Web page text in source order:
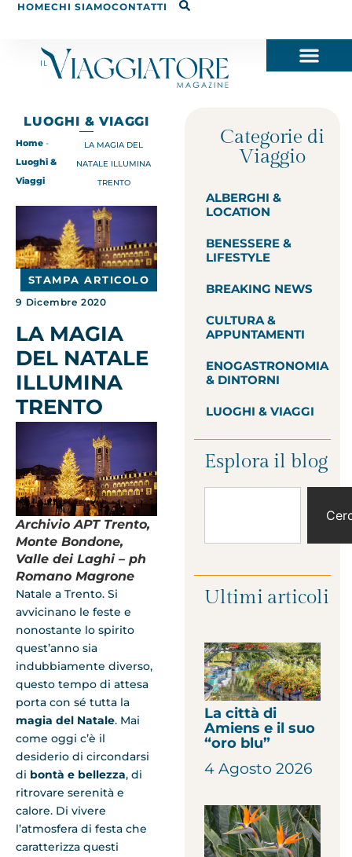
HOMECHI SIAMOCONTATTI
LUOGHI & VIAGGI
Home -
Luoghi &
Viaggi
LA MAGIA DEL
NATALE ILLUMINA
TRENTO
STAMPA ARTICOLO
9 Dicembre 2020
LA MAGIA
DEL NATALE
ILLUMINA
TRENTO
Archivio APT Trento,
Monte Bondone,
Valle dei Laghi – ph
Romano Magrone
Natale a Trento. Si
avvicinano le feste e
nonostante lo spirito
quest’anno sia
indubbiamente diverso,
questo tempo di attesa
porta con sé tutta la
magia del Natale. Mai
come oggi c’è il
desiderio di circondarsi
di bontà e bellezza, di
ritrovare serenità e
calore. Di vivere
l’atmosfera di festa che
caratterizza questi
Categorie di
Viaggio
ALBERGHI &
LOCATION
BENESSERE &
LIFESTYLE
BREAKING NEWS
CULTURA &
APPUNTAMENTI
ENOGASTRONOMIA
& DINTORNI
LUOGHI & VIAGGI
Esplora il blog
Ultimi articoli
La città di
Amiens e il suo
“oro blu”
4 Agosto 2026